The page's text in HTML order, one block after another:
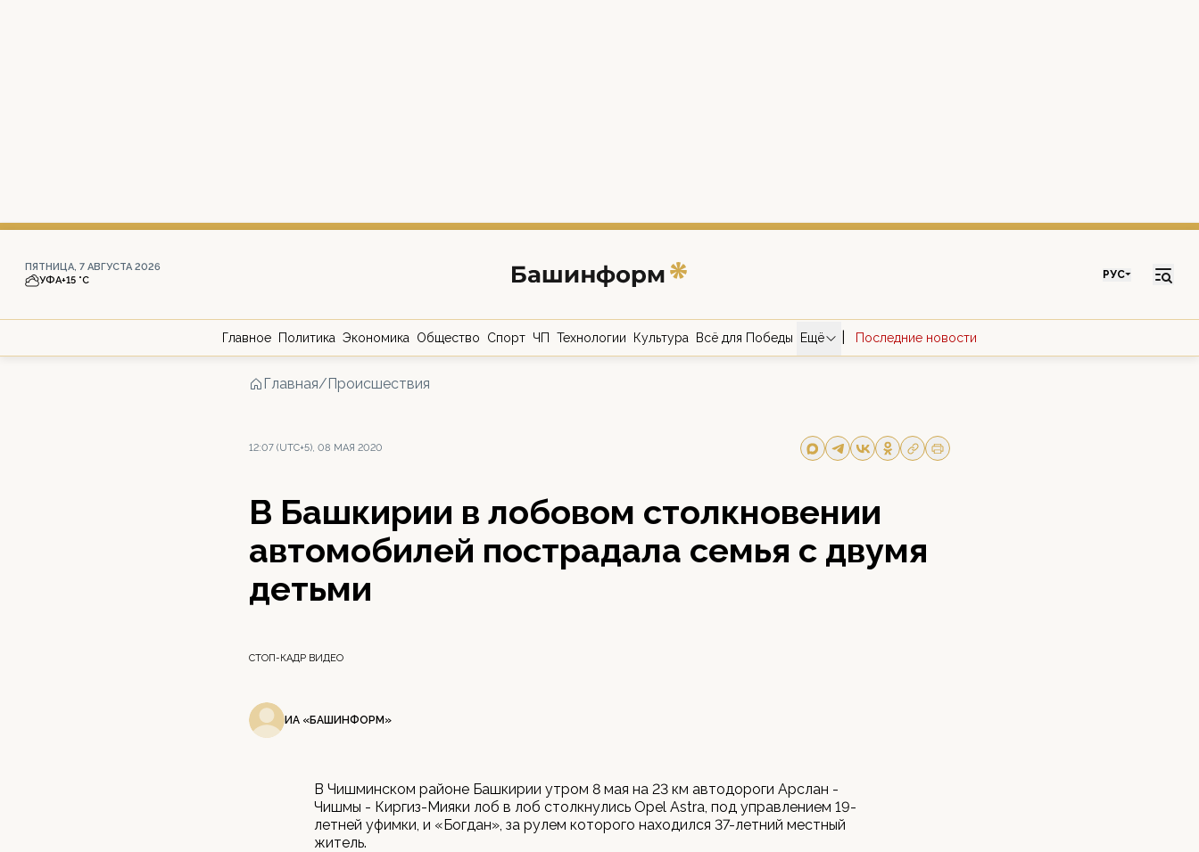
ПЯТНИЦА, 7 АВГУСТА 2026
УФА+15 °С РУС
Главное Политика Экономика Общество Спорт ЧП Технологии Культура Всё для Победы Ещё Последние новости
Главная/Происшествия
12:07 (UTC+5), 08 МАЯ 2020
В Башкирии в лобовом столкновении
автомобилей пострадала семья с двумя
детьми
СТОП-КАДР ВИДЕО
ИА «БАШИНФОРМ»
В Чишминском районе Башкирии утром 8 мая на 23 км автодороги Арслан -
Чишмы - Киргиз-Мияки лоб в лоб столкнулись Opel Astra, под управлением 19-
летней уфимки, и «Богдан», за рулем которого находился 37-летний местный
житель.